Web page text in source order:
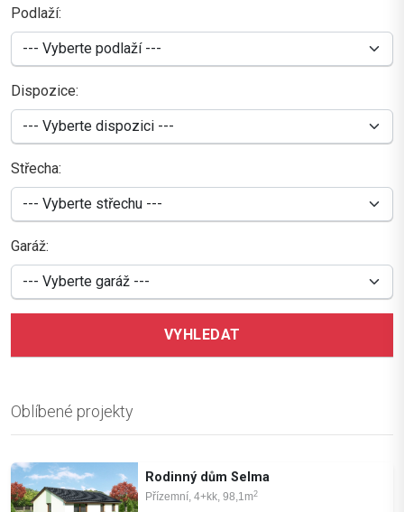
Podlaží:
Dispozice:
Střecha:
Garáž:
VYHLEDAT
Oblíbené projekty
Rodinný dům Selma
Přízemní, 4+kk, 98,1m2